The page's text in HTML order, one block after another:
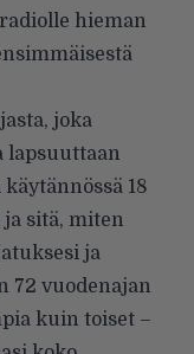
hieman
joka
lapsuuttaan
18
sitä, miten
ja
72 vuodenajan
kuin toiset –